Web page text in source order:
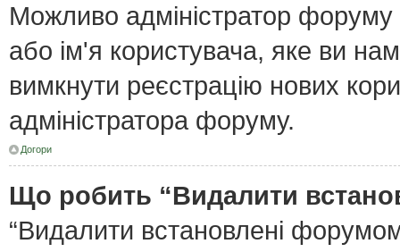
Можливо адміністратор
або ім'я користувача, яке ви
вимкнути реєстрацію нових
адміністратора форуму.
Догори
Що робить “Видалити
“Видалити встановлені